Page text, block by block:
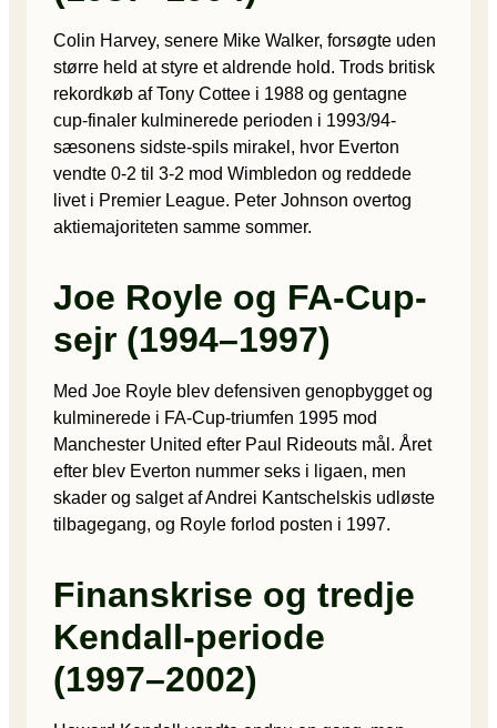
Colin Harvey, senere Mike Walker, forsøgte uden
større held at styre et aldrende hold. Trods britisk
rekordkøb af Tony Cottee i 1988 og gentagne
cup-finaler kulminerede perioden i 1993/94-
sæsonens sidste-spils mirakel, hvor Everton
vendte 0-2 til 3-2 mod Wimbledon og reddede
livet i Premier League. Peter Johnson overtog
aktiemajoriteten samme sommer.
Joe Royle og FA-Cup-
sejr (1994–1997)
Med Joe Royle blev defensiven genopbygget og
kulminerede i FA-Cup-triumfen 1995 mod
Manchester United efter Paul Rideouts mål. Året
efter blev Everton nummer seks i ligaen, men
skader og salget af Andrei Kantschelskis udløste
tilbagegang, og Royle forlod posten i 1997.
Finanskrise og tredje
Kendall-periode
(1997–2002)